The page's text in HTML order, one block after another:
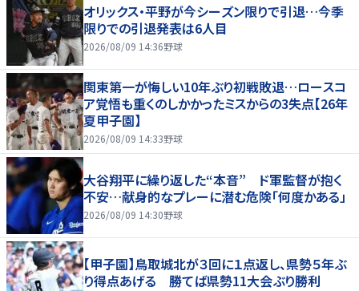
オリックス・平野が今シーズン限りで引退…今季
限りでの引退発表は6人目
2026/08/09 14:36野球
関東第一が悔しい10年ぶり初戦敗退…ロースコ
ア覚悟も重くのしかかったミスからの3失点【26年
夏甲子園】
2026/08/09 14:33野球
大谷翔平に繰り返した“本音” ド軍監督が抱く
不安…献身的なプレーに潜む危険「何度かある」
2026/08/09 14:30野球
【甲子園】鳥取城北が３回に１点返し、県勢５年ぶ
り得点あげる 勝てば県勢11大会ぶり勝利